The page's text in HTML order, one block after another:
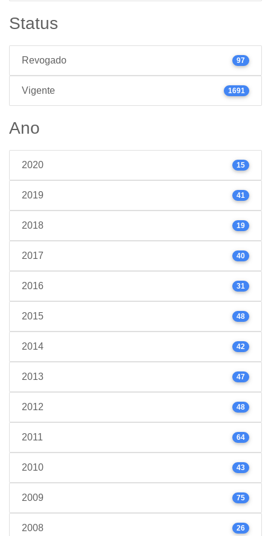
Status
Revogado 97
Vigente 1691
Ano
2020 15
2019 41
2018 19
2017 40
2016 31
2015 48
2014 42
2013 47
2012 48
2011 64
2010 43
2009 75
2008 26